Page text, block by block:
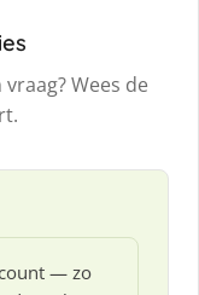
Wees de
— zo